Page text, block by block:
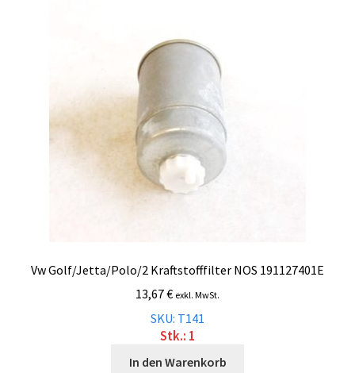
Vw Golf/Jetta/Polo/2 Kraftstofffilter NOS 191127401E
13,67€ exkl. MwSt.
SKU: T141
Stk.: 1
In den Warenkorb